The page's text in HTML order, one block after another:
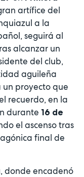
artífice del
a la
seguirá al
alcanzar un
del club,
aguileña
proyecto que
recuerdo, en la
durante 16 de
el ascenso tras
final de
, donde encadenó